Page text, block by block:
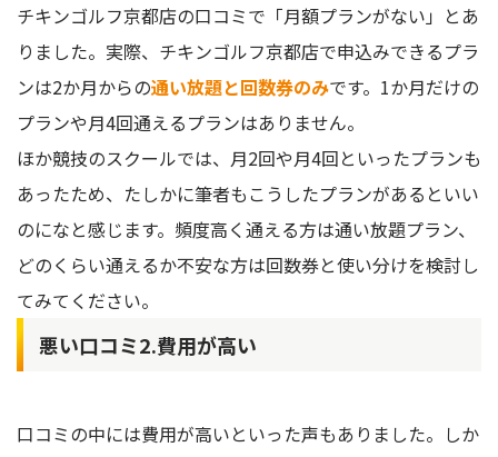
チキンゴルフ京都店の口コミで「月額プランがない」とあ
りました。実際、チキンゴルフ京都店で申込みできるプラ
ンは2か月からの通い放題と回数券のみです。1か月だけの
プランや月4回通えるプランはありません。
ほか競技のスクールでは、月2回や月4回といったプランも
あったため、たしかに筆者もこうしたプランがあるといい
のになと感じます。頻度高く通える方は通い放題プラン、
どのくらい通えるか不安な方は回数券と使い分けを検討し
てみてください。
悪い口コミ2.費用が高い
口コミの中には費用が高いといった声もありました。しか